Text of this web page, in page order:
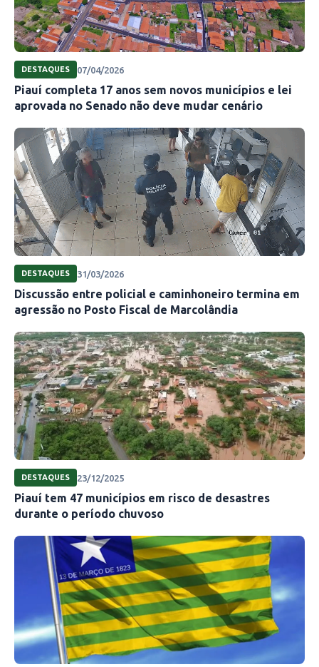
DESTAQUES 07/04/2026
Piauí completa 17 anos sem novos municípios e lei
aprovada no Senado não deve mudar cenário
DESTAQUES 31/03/2026
Discussão entre policial e caminhoneiro termina em
agressão no Posto Fiscal de Marcolândia
DESTAQUES 23/12/2025
Piauí tem 47 municípios em risco de desastres
durante o período chuvoso